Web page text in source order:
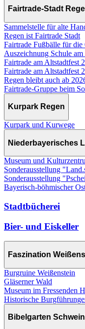
Fairtrade-Stadt
Sammelstelle für alte
Regen ist Fairtrade Stadt
Fairtrade Fußbälle für die
Auszeichnung Schule
Fairtrade am Altstadtfest
Fairtrade am Altstadtfest
Regen bleibt auch ab
Fairtrade-Gruppe beim
Kurpark Regen
Kurpark und Kurwege
Niederbayerisches
Museum und
Sonderausstellung
Sonderausstellung
Bayerisch-böhmischer
Stadtbücherei
Bier- und Eiskeller
Faszination
Burgruine Weißenstein
Gläserner Wald
Museum im Fressenden
Historische
Bibelgarten